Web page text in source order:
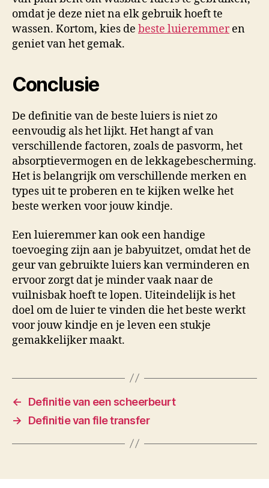
omdat je deze niet na elk gebruik hoeft te
wassen. Kortom, kies de beste luieremmeren
geniet van het gemak.
Conclusie
De definitie van de beste luiers is niet zo
eenvoudig als het lijkt. Het hangt af van
verschillende factoren, zoals de pasvorm, het
absorptievermogen en de lekkagebescherming.
Het is belangrijk om verschillende merken en
types uit te proberen en te kijken welke het
beste werken voor jouw kindje.
Een luieremmer kan ook een handige
toevoeging zijn aan je babyuitzet, omdat het de
geur van gebruikte luiers kan verminderen en
ervoor zorgt dat je minder vaak naar de
vuilnisbak hoeft te lopen. Uiteindelijk is het
doel om de luier te vinden die het beste werkt
voor jouw kindje en je leven een stukje
gemakkelijker maakt.
←
Definitie van een scheerbeurt
→
Definitie van file transfer